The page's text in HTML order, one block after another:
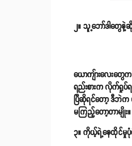
၂။ သူ့ဘော်ဒါတွ
ယောကျ်ားလေးတွေ
ရည်းစားက လိုက်ရှု
ပြီဆိုရင်တော့ ဒီဘဲ
မကြည့်တော့တာမျိုး
၃။ ကိုယ့်ရဲ့နေထိုင်မှုပုံ